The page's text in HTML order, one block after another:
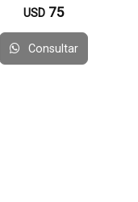
USD 75
Consultar